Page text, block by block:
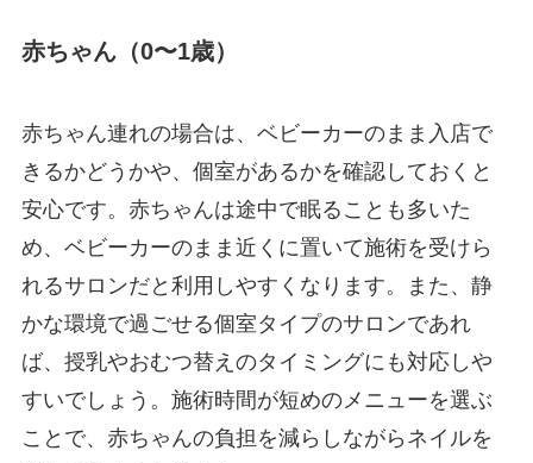
赤ちゃん（0〜1歳）
赤ちゃん連れの場合は、ベビーカーのまま入店で
きるかどうかや、個室があるかを確認しておくと
安心です。赤ちゃんは途中で眠ることも多いた
め、ベビーカーのまま近くに置いて施術を受けら
れるサロンだと利用しやすくなります。また、静
かな環境で過ごせる個室タイプのサロンであれ
ば、授乳やおむつ替えのタイミングにも対応しや
すいでしょう。施術時間が短めのメニューを選ぶ
ことで、赤ちゃんの負担を減らしながらネイルを